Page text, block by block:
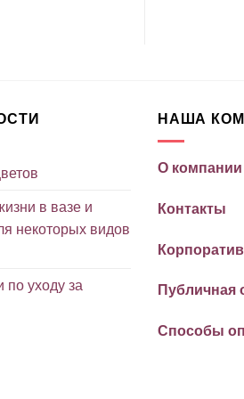
в вазе и
некоторых видов
уходу за
НАША
О компании
Контакты
Публичная
Способы